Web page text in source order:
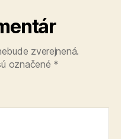
zverejnená.
označené *